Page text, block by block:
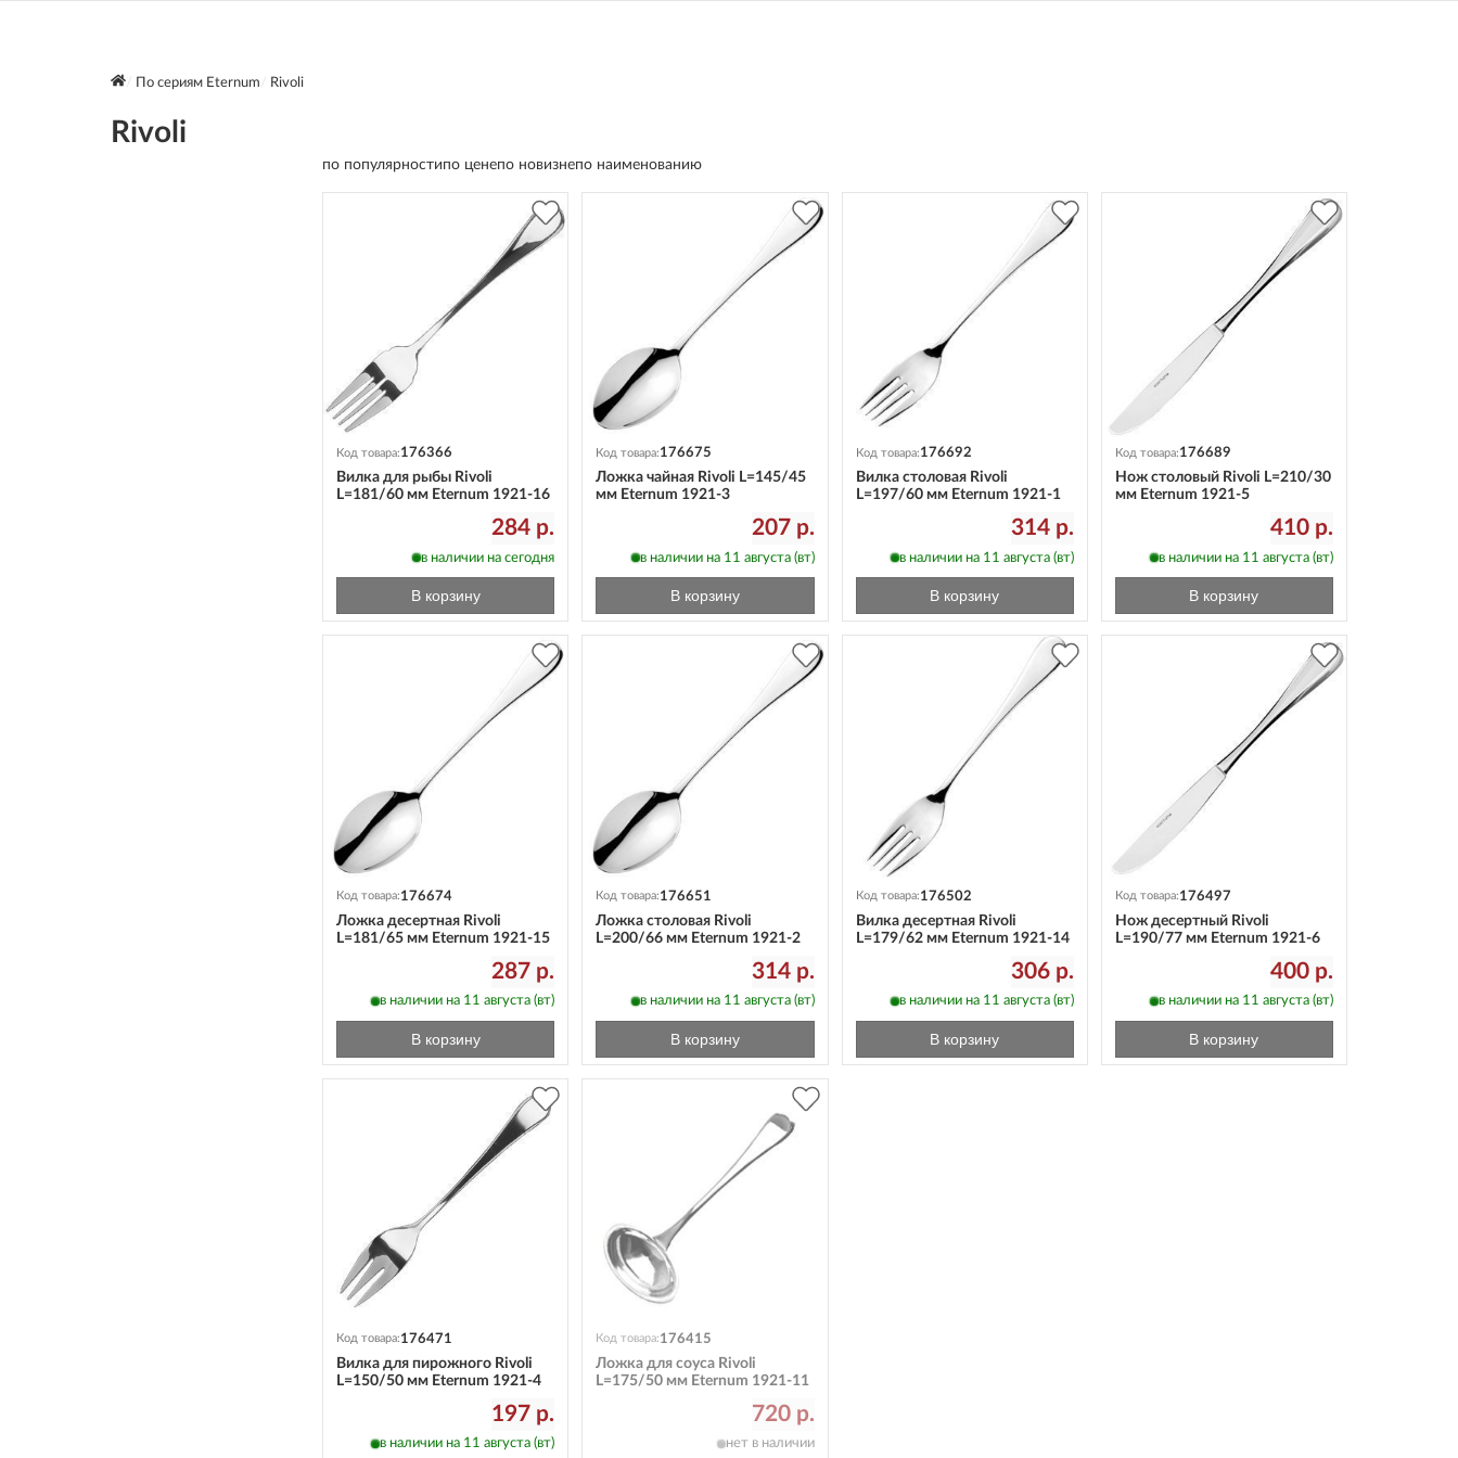
По сериям Eternum Rivoli
Rivoli
по популярностипо ценепо новизнепо наименованию
Код товара:176366
Вилка для рыбы Rivoli
L=181/60 мм Eternum 1921-16
284 р.
в наличии на сегодня
В корзину
Код товара:176675
Ложка чайная Rivoli L=145/45
мм Eternum 1921-3
207 р.
в наличии на 11 августа (вт)
В корзину
Код товара:176692
Вилка столовая Rivoli
L=197/60 мм Eternum 1921-1
314 р.
в наличии на 11 августа (вт)
В корзину
Код товара:176689
Нож столовый Rivoli L=210/30
мм Eternum 1921-5
410 р.
в наличии на 11 августа (вт)
В корзину
Код товара:176674
Ложка десертная Rivoli
L=181/65 мм Eternum 1921-15
287 р.
в наличии на 11 августа (вт)
В корзину
Код товара:176651
Ложка столовая Rivoli
L=200/66 мм Eternum 1921-2
314 р.
в наличии на 11 августа (вт)
В корзину
Код товара:176502
Вилка десертная Rivoli
L=179/62 мм Eternum 1921-14
306 р.
в наличии на 11 августа (вт)
В корзину
Код товара:176497
Нож десертный Rivoli
L=190/77 мм Eternum 1921-6
400 р.
в наличии на 11 августа (вт)
В корзину
Код товара:176471
Вилка для пирожного Rivoli
L=150/50 мм Eternum 1921-4
197 р.
в наличии на 11 августа (вт)
Код товара:176415
Ложка для соуса Rivoli
L=175/50 мм Eternum 1921-11
720 р.
нет в наличии